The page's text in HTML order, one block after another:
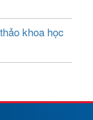
khoa học